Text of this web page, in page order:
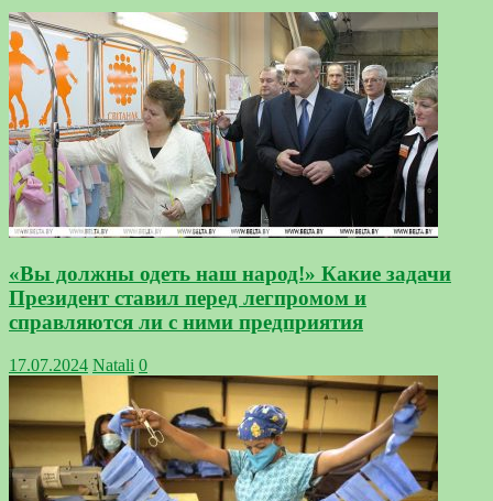
«Вы должны одеть наш народ!» Какие задачи
Президент ставил перед легпромом и
справляются ли с ними предприятия
17.07.2024 Natali 0